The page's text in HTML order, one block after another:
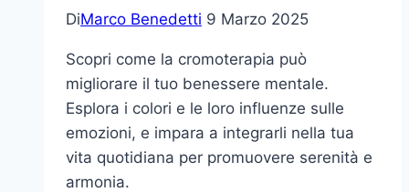
DiMarco Benedetti 9 Marzo 2025
Scopri come la cromoterapia può
migliorare il tuo benessere mentale.
Esplora i colori e le loro influenze sulle
emozioni, e impara a integrarli nella tua
vita quotidiana per promuovere serenità e
armonia.